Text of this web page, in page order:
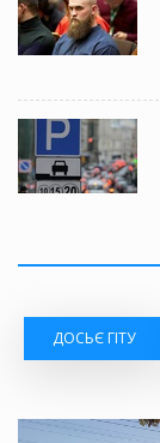
ДОСЬЄ ГІТУ